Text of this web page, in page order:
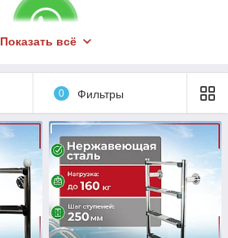
Показать всё
0 Фильтры